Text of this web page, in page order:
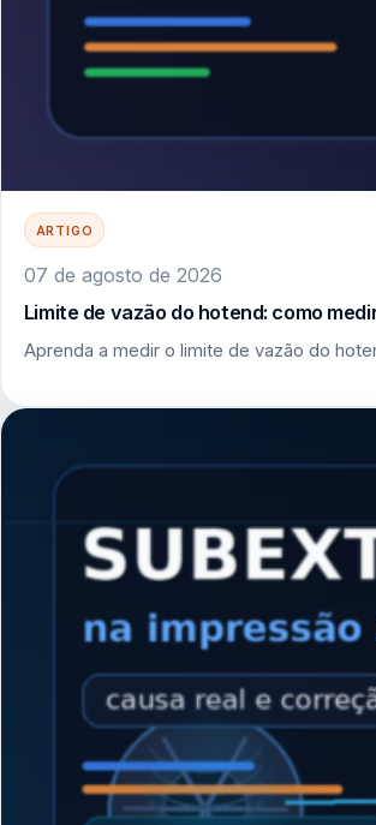
ARTIGO
07 de agosto de 2026
Limite de vazão do hotend: como
Aprenda a medir o limite de vazão do